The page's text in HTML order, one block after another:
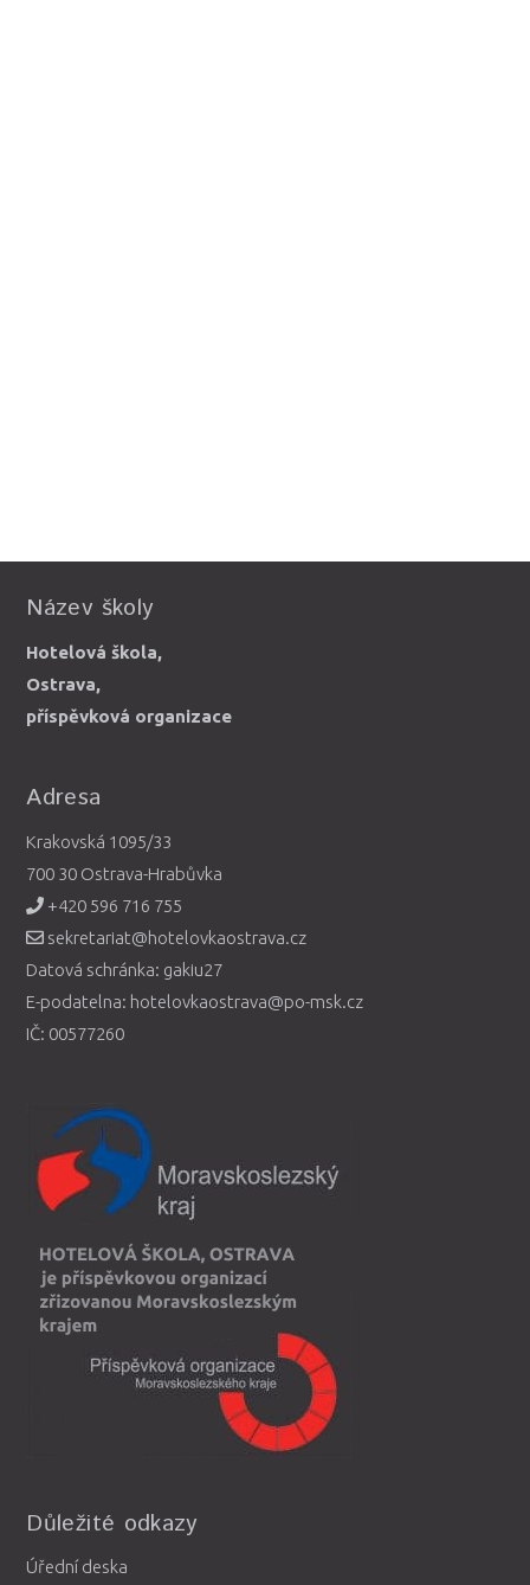
Název školy
Hotelová škola,
Ostrava,
příspěvková organizace
Adresa
Krakovská 1095/33
700 30 Ostrava-Hrabůvka
+420 596 716 755
sekretariat@hotelovkaostrava.cz
Datová schránka: gakiu27
E-podatelna: hotelovkaostrava@po-msk.cz
IČ: 00577260
Důležité odkazy
Úřední deska